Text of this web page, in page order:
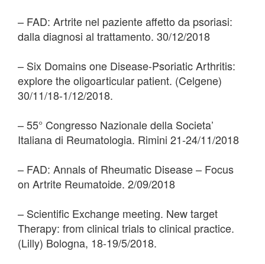
– FAD: Artrite nel paziente affetto da psoriasi:
dalla diagnosi al trattamento. 30/12/2018
– Six Domains one Disease-Psoriatic Arthritis:
explore the oligoarticular patient. (Celgene)
30/11/18-1/12/2018.
– 55° Congresso Nazionale della Societa’
Italiana di Reumatologia. Rimini 21-24/11/2018
– FAD: Annals of Rheumatic Disease – Focus
on Artrite Reumatoide. 2/09/2018
– Scientific Exchange meeting. New target
Therapy: from clinical trials to clinical practice.
(Lilly) Bologna, 18-19/5/2018.